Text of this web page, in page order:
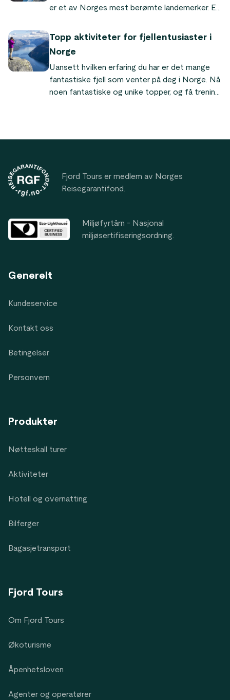
er et av Norges mest berømte landemerker. En
vennlig) opplevelse.
Topp aktiviteter for fjellentusiaster i
Norge
Uansett hvilken erfaring du har er det mange
fantastiske fjell som venter på deg i Norge. Nå
noen fantastiske og unike topper, og få trening
Fjord Tours er medlem av Norges
Reisegarantifond.
Miljøfyrtårn - Nasjonal
miljøsertifiseringsordning.
Generelt
Kundeservice
Kontakt oss
Betingelser
Personvern
Produkter
Nøtteskall turer
Aktiviteter
Hotell og overnatting
Bilferger
Bagasjetransport
Fjord Tours
Om Fjord Tours
Økoturisme
Åpenhetsloven
Agenter og operatører